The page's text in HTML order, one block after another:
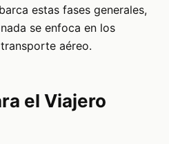
estas fases generales,
se enfoca en los
aéreo.
el Viajero